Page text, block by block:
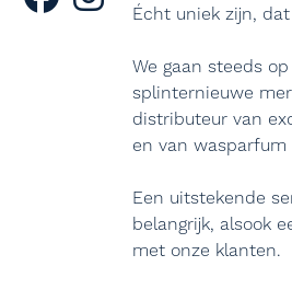
Écht uniek zijn,
We gaan steeds
splinternieuwe
distributeur van
en van wasparfum
Een uitstekende
belangrijk, alsook
met onze klanten.